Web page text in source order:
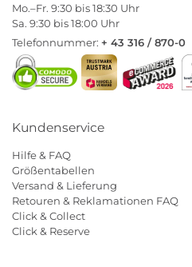
Mo.–Fr. 9:30 bis 18:30 Uhr
Sa. 9:30 bis 18:00 Uhr
Telefonnummer: + 43 316 / 870-0
Kundenservice
Hilfe & FAQ
Größentabellen
Versand & Lieferung
Retouren & Reklamationen FAQ
Click & Collect
Click & Reserve